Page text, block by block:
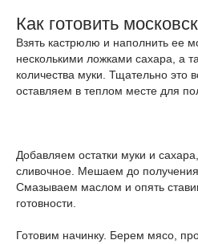
Как готовить
Взять кастрюлю и наполнить ее
несколькими ложками сахара, а
количества муки. Тщательно это
оставляем в теплом месте для
Добавляем остатки муки и
сливочное. Мешаем до
Смазываем маслом и опять
готовности.
Готовим начинку. Берем мясо,